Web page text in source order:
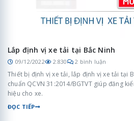
Lắp định vị xe tải tại Bắc Ninh
09/12/2022 2.830 2 bình luận
Thiết bị định vị xe tải, lắp định vị xe tải tại
chuẩn QCVN 31:2014/BGTVT giúp đăng
hiệu cho xe.
ĐỌC TIẾP